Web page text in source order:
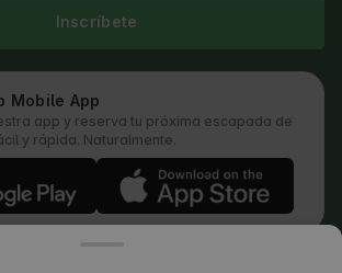
Inscríbete
Mobile App
app y reserva tu próxima escapada de
y rápida. Naturalmente.